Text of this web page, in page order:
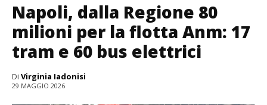
Napoli, dalla Regione 80
milioni per la flotta Anm: 17
tram e 60 bus elettrici
Di Virginia Iadonisi
29 MAGGIO 2026